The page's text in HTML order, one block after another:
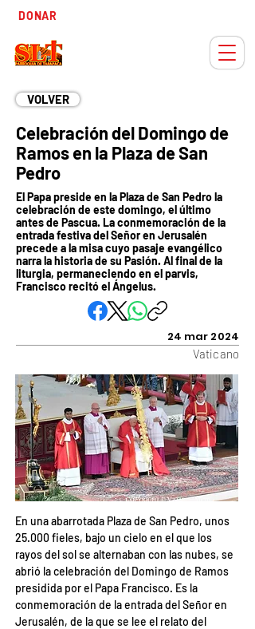
DONAR
VOLVER
Celebración del Domingo de
Ramos en la Plaza de San
Pedro
El Papa preside en la Plaza de San Pedro la
celebración de este domingo, el último
antes de Pascua. La conmemoración de la
entrada festiva del Señor en Jerusalén
precede a la misa cuyo pasaje evangélico
narra la historia de su Pasión. Al final de la
liturgia, permaneciendo en el parvis,
Francisco recitó el Ángelus.
24 mar 2024
Vaticano
En una abarrotada Plaza de San Pedro, unos
25.000 fieles, bajo un cielo en el que los
rayos del sol se alternaban con las nubes, se
abrió la celebración del Domingo de Ramos
presidida por el Papa Francisco. Es la
conmemoración de la entrada del Señor en
Jerusalén, de la que se lee el relato del